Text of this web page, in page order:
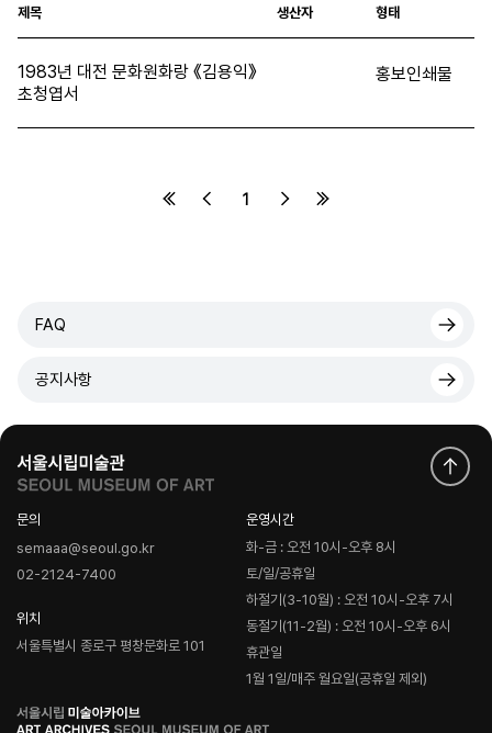
제목 생산자 형태
1983년 대전 문화원화랑 《김용익》
초청엽서
홍보인쇄물
1
FAQ
공지사항
문의
semaaa@seoul.go.kr
02-2124-7400
위치
서울특별시 종로구 평창문화로 101
운영시간
화-금 : 오전 10시-오후 8시
토/일/공휴일
하절기(3-10월) : 오전 10시-오후 7시
동절기(11-2월) : 오전 10시-오후 6시
휴관일
1월 1일/매주 월요일(공휴일 제외)
로
고